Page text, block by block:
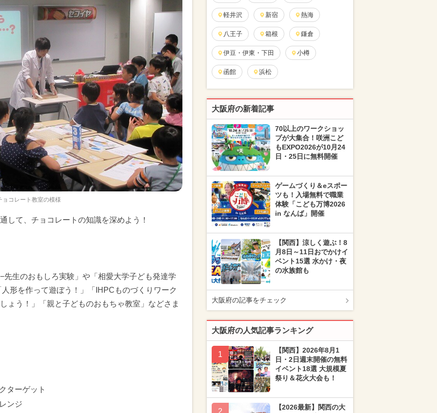
ョコレート教室の模様
して、チョコレートの知識を深めよう！
生のおもしろ実験」や「相愛大学子ども発達学
形を作って遊ぼう！」「IHPCものづくりワーク
う！」「親と子どものおもちゃ教室」などさま
ターゲット
ンジ
軽井沢 新宿 熱海
八王子 箱根 鎌倉
伊豆・伊東・下田 小樽
函館 浜松
大阪府の新着記事
70以上のワークショッ
プが大集合！咲洲こど
もEXPO2026が10月24
日・25日に無料開催
ゲームづくり＆eスポー
ツも！入場無料で職業
体験「こども万博2026
in なんば」開催
【関西】涼しく遊ぶ！8
月8日～11日おでかけイ
ベント15選 水かけ・夜
の水族館も
大阪府の記事をチェック
大阪府の人気記事ランキング
1
【関西】2026年8月1
日・2日週末開催の無料
イベント18選 大規模夏
祭り＆花火大会も！
2
【2026最新】関西の大